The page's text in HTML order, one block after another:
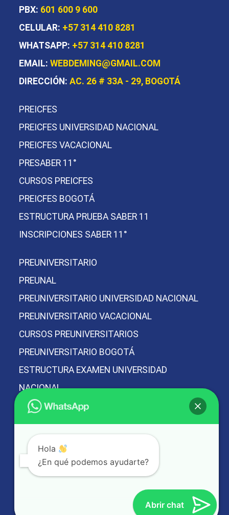
PBX: 601 600 9 600
CELULAR: +57 314 410 8281
WHATSAPP: +57 314 410 8281
EMAIL: WEBDEMING@GMAIL.COM
DIRECCIÓN: AC. 26 # 33A - 29, BOGOTÁ
PREICFES
PREICFES UNIVERSIDAD NACIONAL
PREICFES VACACIONAL
PRESABER 11°
CURSOS PREICFES
PREICFES BOGOTÁ
ESTRUCTURA PRUEBA SABER 11
INSCRIPCIONES SABER 11°
PREUNIVERSITARIO
PREUNAL
PREUNIVERSITARIO UNIVERSIDAD NACIONAL
PREUNIVERSITARIO VACACIONAL
CURSOS PREUNIVERSITARIOS
PREUNIVERSITARIO BOGOTÁ
ESTRUCTURA EXAMEN UNIVERSIDAD
NACIONAL
PREICFES Y PREUNIVERSITARIO
PREUNAL MÁS PREICFES
PREICFES Y PREUNIVERSITARIO VACACIONAL
MEJOR PREICFES DE BOGOTÁ
MEJOR PREUNIVERSITARIO DE BOGOTÁ
Hola
¿En qué podemos ayudarte?
Abrir chat